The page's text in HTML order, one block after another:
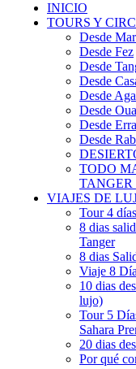
INICIO
TOURS Y
Desde
Desde Fez
Desde
Desde
Desde
Desde
Desde
Desde
TODO
TANGER
VIAJES DE
Tour 4
8 dias
Tanger
8 dias
Viaje 8
10 dias
lujo)
Tour 5
Sahara
20 dias
Por qué